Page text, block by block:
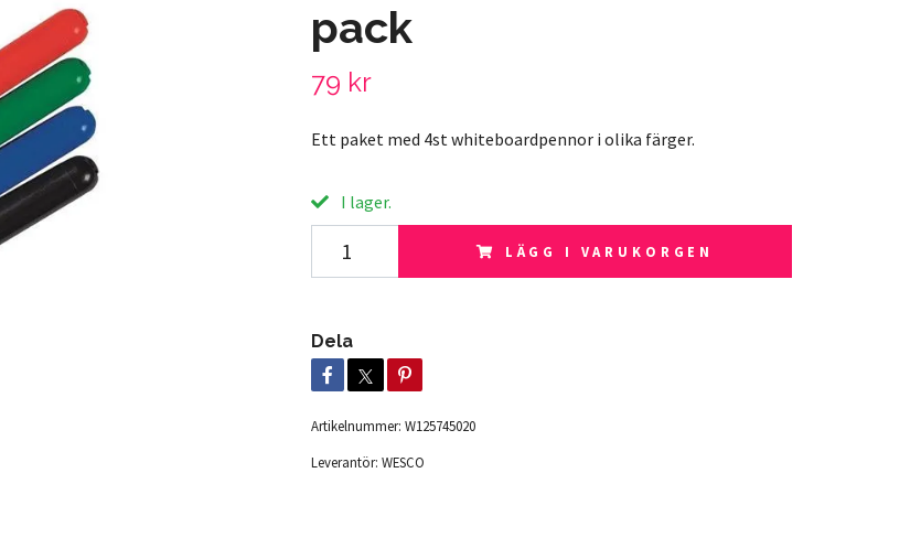
pack
79 kr
Ett paket med 4st whiteboardpennor i olika färger.
I lager.
LÄGG I VARUKORGEN
Dela
Artikelnummer: W125745020
Leverantör: WESCO